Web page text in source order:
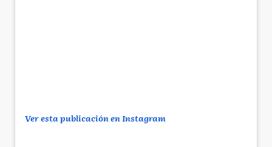
Ver esta publicación en Instagram